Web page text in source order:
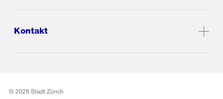
Kontakt
© 2026 Stadt Zürich